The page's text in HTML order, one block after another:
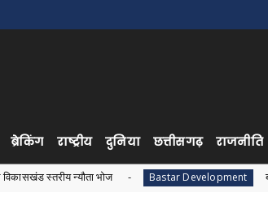
ब्रेकिंग राष्ट्रीय दुनिया छत्तीसगढ़ राजनीति
भोज Bastar Development बस्तर के